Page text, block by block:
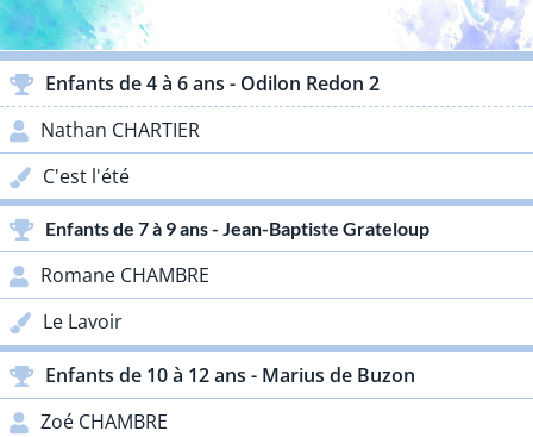
ENFANTS & ADOLESCENTS
Enfants de 4 à 6 ans - Odilon Redon 2
Nathan CHARTIER
C'est l'été
Enfants de 7 à 9 ans - Jean-Baptiste Grateloup
Romane CHAMBRE
Le Lavoir
Enfants de 10 à 12 ans - Marius de Buzon
Zoé CHAMBRE